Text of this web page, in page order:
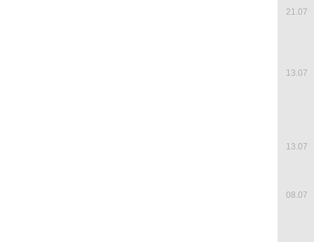
21.07
13.07
13.07
08.07